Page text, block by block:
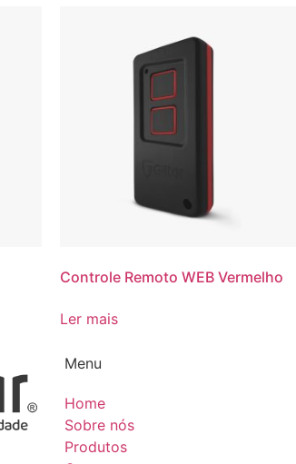
Controle Remoto WEB Vermelho
Ler mais
Menu
Home
Sobre nós
Produtos